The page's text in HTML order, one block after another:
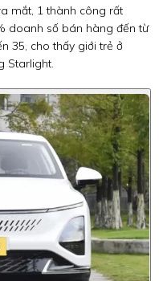
mắt, 1 thành công rất
doanh số bán hàng đến từ
35, cho thấy giới trẻ ở
Starlight.